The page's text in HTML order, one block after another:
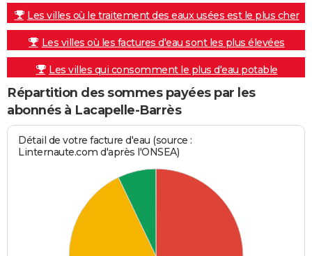
Les villes où le traitement des eaux usées est le plus cher
Les villes où les factures d'eau sont les plus élevées
Les villes qui consomment le plus d'eau potable
Répartition des sommes payées par les
abonnés à Lacapelle-Barrès
Détail de votre facture d'eau (source :
Linternaute.com d'après l'ONSEA)